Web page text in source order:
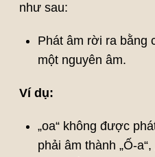
như sau:
Phát âm rời ra bằng
một nguyên âm.
Ví dụ:
„oa“ không được
phải âm thành „Ố-a“,